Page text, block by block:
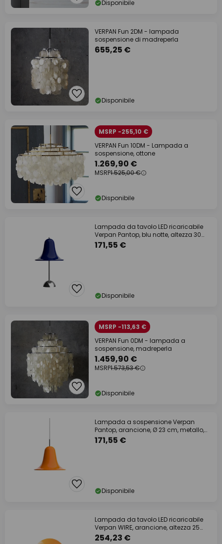
Disponibile
VERPAN Fun 2DM - lampada
sospensione di madreperla
655,25 €
Disponibile
MSRP -255,10 €
VERPAN Fun 10DM - Lampada a
sospensione, ottone
1.269,90 €
MSRP1.525,00 €
Disponibile
Lampada da tavolo LED ricaricabile
Verpan Pantop, blu notte, altezza 30
cm
171,55 €
Disponibile
MSRP -113,63 €
VERPAN Fun 0DM - lampada a
sospensione, madreperla
1.459,90 €
MSRP1.573,53 €
Disponibile
Lampada a sospensione Verpan
Pantop, arancione, Ø 23 cm, metallo,
E14
171,55 €
Disponibile
Lampada da tavolo LED ricaricabile
Verpan WIRE, arancione, altezza 25
cm, IP44
254,23 €